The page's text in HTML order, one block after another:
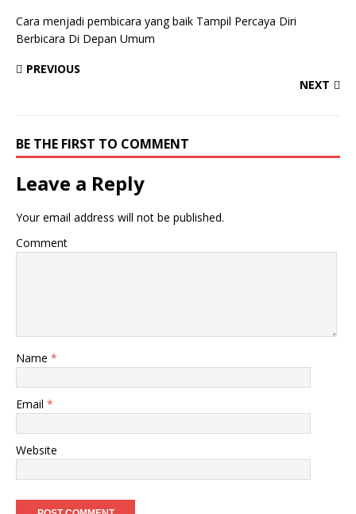
Cara menjadi pembicara yang baik Tampil Percaya Diri
Berbicara Di Depan Umum
PREVIOUS
NEXT
BE THE FIRST TO COMMENT
Leave a Reply
Your email address will not be published.
Comment
Name *
Email *
Website